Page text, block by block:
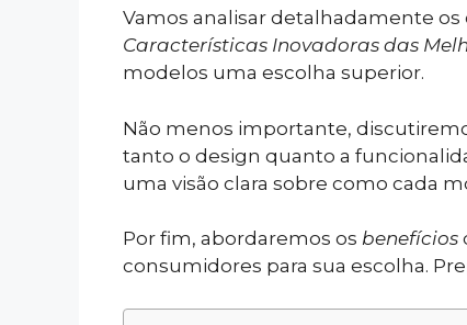
Vamos analisar detalhadamente
Características Inovadoras das
modelos uma escolha superior.
Não menos importante,
tanto o design quanto a
uma visão clara sobre como cada
Por fim, abordaremos os benefícios
consumidores para sua escolha.